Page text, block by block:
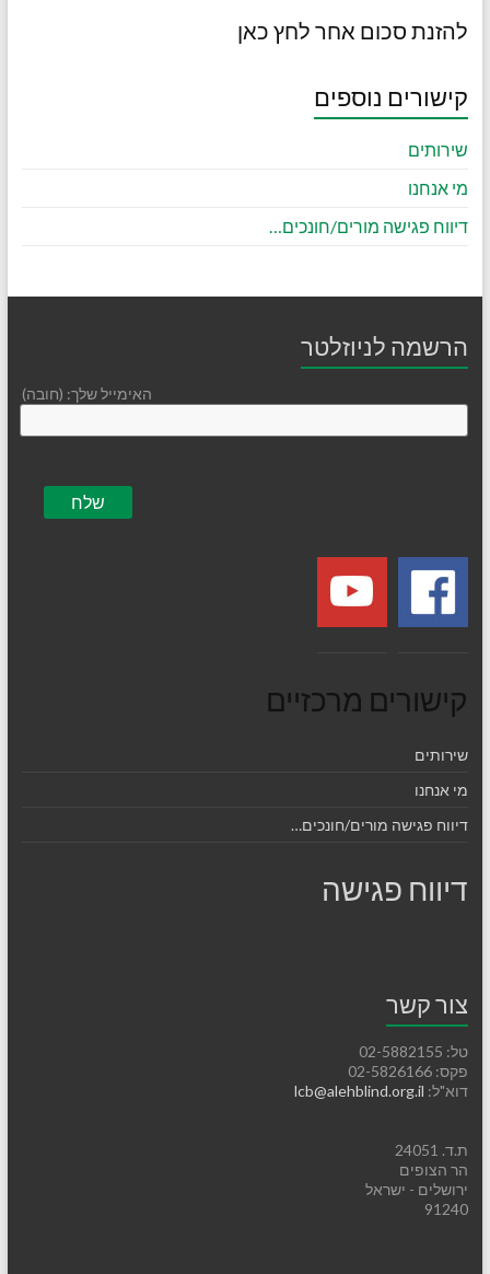
להזנת סכום אחר לחץ כאן
קישורים נוספים
שירותים
מי אנחנו
דיווח פגישה מורים/חונכים…
הרשמה לניוזלטר
האימייל שלך: (חובה)
קישורים מרכזיים
שירותים
מי אנחנו
דיווח פגישה מורים/חונכים…
דיווח פגישה
צור קשר
טל: 02-5882155
פקס: 02-5826166
דוא"ל:
ת.ד. 24051
הר הצופים
ירושלים - ישראל
91240